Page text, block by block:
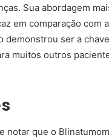
Sua abordagem
em comparação com
ser a
muitos outros
que o